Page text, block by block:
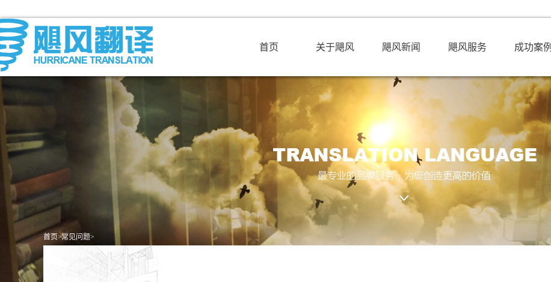
首页 关于飓风 飓风新闻 飓风服务 成功案例
首页>常见问题>